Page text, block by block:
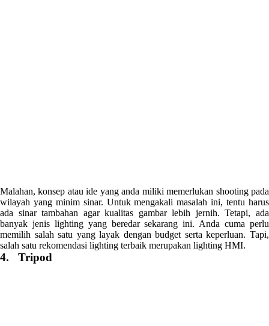
Malahan, konsep atau ide yang anda miliki memerlukan shooting pada
wilayah yang minim sinar. Untuk mengakali masalah ini, tentu harus
ada sinar tambahan agar kualitas gambar lebih jernih. Tetapi, ada
banyak jenis lighting yang beredar sekarang ini. Anda cuma perlu
memilih salah satu yang layak dengan budget serta keperluan. Tapi,
salah satu rekomendasi lighting terbaik merupakan lighting HMI.
4. Tripod